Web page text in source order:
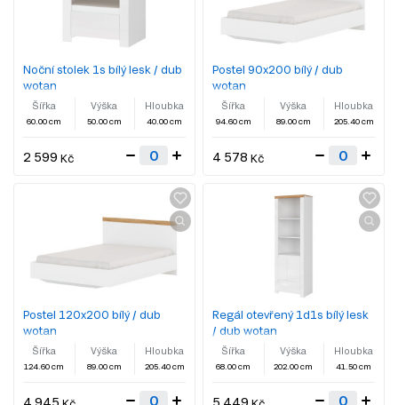
Noční stolek 1s bílý lesk / dub
wotan
Šířka
60.00 cm
Výška
50.00 cm
Hloubka
40.00 cm
2 599 Kč
Postel 90x200 bílý / dub
wotan
Šířka
94.60 cm
Výška
89.00 cm
Hloubka
205.40 cm
4 578 Kč
Postel 120x200 bílý / dub
wotan
Šířka
124.60 cm
Výška
89.00 cm
Hloubka
205.40 cm
4 945
Regál otevřený 1d1s bílý lesk
/ dub wotan
Šířka
68.00 cm
Výška
202.00 cm
Hloubka
41.50 cm
5 449